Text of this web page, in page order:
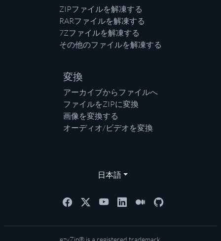
ZIPファイルを解凍する
RARファイルを解凍する
7Zファイルを解凍する
その他のファイルを解凍する
変換
アーカイブからファイルへ
ファイルをZIPに変換
画像を変換する
オーディオ/ビデオを変換
日本語